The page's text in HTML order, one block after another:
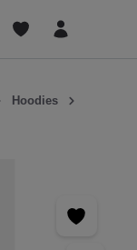
Hoodies